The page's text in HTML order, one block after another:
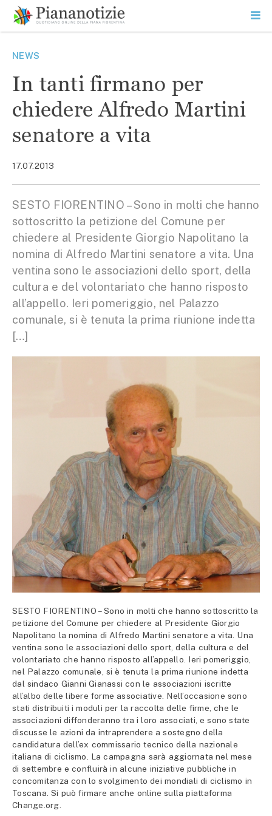
contenuto
SEARCH
NEWS
In tanti firmano per
chiedere Alfredo Martini
senatore a vita
17.07.2013
SESTO FIORENTINO – Sono in molti che hanno
sottoscritto la petizione del Comune per
chiedere al Presidente Giorgio Napolitano la
nomina di Alfredo Martini senatore a vita. Una
ventina sono le associazioni dello sport, della
cultura e del volontariato che hanno risposto
all’appello. Ieri pomeriggio, nel Palazzo
comunale, si è tenuta la prima riunione indetta
[…]
SESTO FIORENTINO – Sono in molti che hanno sottoscritto la
petizione del Comune per chiedere al Presidente Giorgio
Napolitano la nomina di Alfredo Martini senatore a vita. Una
ventina sono le associazioni dello sport, della cultura e del
volontariato che hanno risposto all’appello. Ieri pomeriggio,
nel Palazzo comunale, si è tenuta la prima riunione indetta
dal sindaco Gianni Gianassi con le associazioni iscritte
all’albo delle libere forme associative. Nell’occasione sono
stati distribuiti i moduli per la raccolta delle firme, che le
associazioni diffonderanno tra i loro associati, e sono state
discusse le azioni da intraprendere a sostegno della
candidatura dell’ex commissario tecnico della nazionale
italiana di ciclismo. La campagna sarà aggiornata nel mese
di settembre e confluirà in alcune iniziative pubbliche in
concomitanza con lo svolgimento dei mondiali di ciclismo in
Toscana. Si può firmare anche online sulla piattaforma
Change.org.